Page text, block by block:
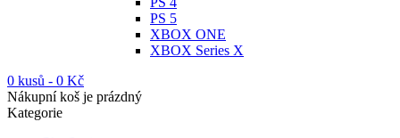
PS 5
XBOX ONE
XBOX Series X
0 kusů - 0 Kč
Nákupní koš je prázdný
Kategorie